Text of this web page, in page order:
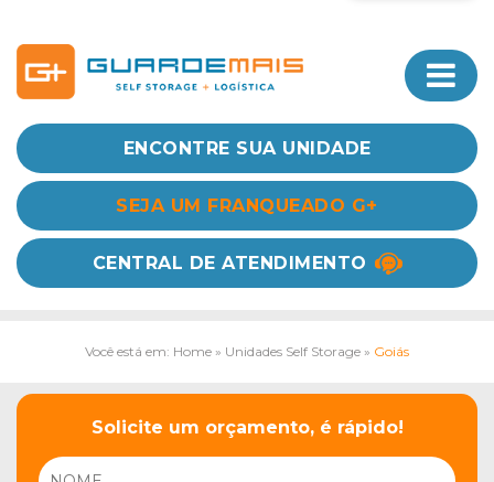
ENCONTRE SUA UNIDADE
SEJA UM FRANQUEADO G+
CENTRAL DE ATENDIMENTO
Você está em: Home » Unidades Self Storage » Goiás
Solicite um orçamento, é rápido!